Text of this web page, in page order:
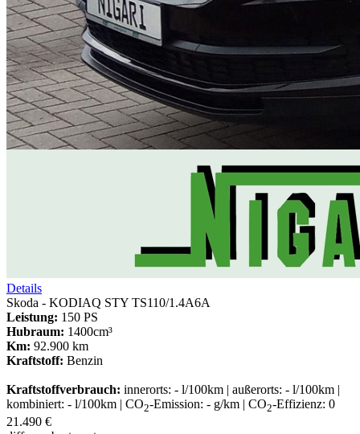
Details
Skoda - KODIAQ STY TS110/1.4A6A
Leistung: 150 PS
Hubraum: 1400cm³
Km: 92.900 km
Kraftstoff: Benzin
Kraftstoffverbrauch: innerorts: - l/100km | außerorts: - l/100km |
kombiniert: - l/100km | CO2-Emission: - g/km | CO2-Effizienz: 0
21.490 €